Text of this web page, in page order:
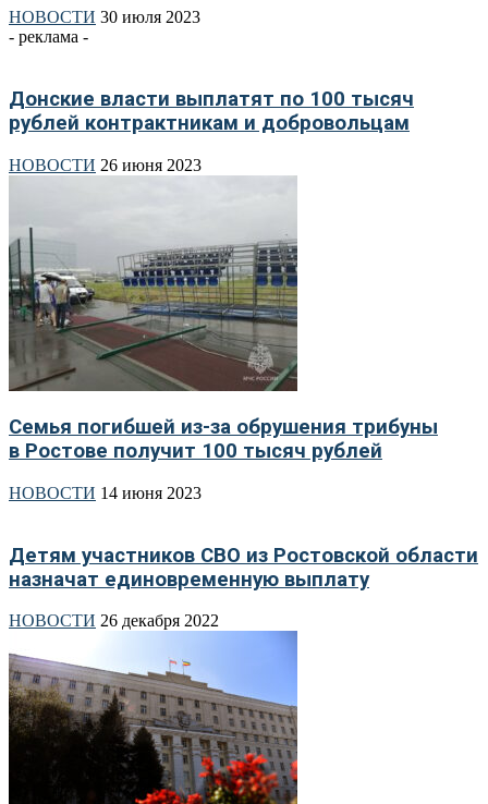
НОВОСТИ 30 июля 2023
- реклама -
Донские власти выплатят по 100 тысяч
рублей контрактникам и добровольцам
НОВОСТИ 26 июня 2023
Семья погибшей из-за обрушения трибуны
в Ростове получит 100 тысяч рублей
НОВОСТИ 14 июня 2023
Детям участников СВО из Ростовской области
назначат единовременную выплату
НОВОСТИ 26 декабря 2022